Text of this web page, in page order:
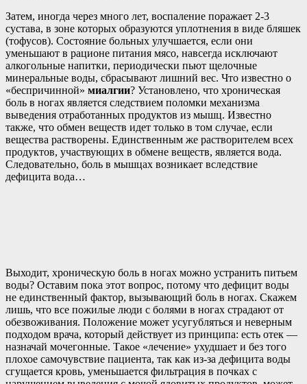
Затем, иногда через много лет, воспаление поражает 2-3
сустава, в зоне которых образуются уплотнения в виде бляшек
(тофусов). Состояние больных улучшается, если они
уменьшают в рационе питания мясо, навсегда исключают
алкогольные напитки, периодически пьют щелочные
минеральные воды, сбрасывают лишний вес. Что известно о
«беспричинной» миалгии? Установлено, что хроническая
боль в ногах является следствием поломки механизма
выведения отработанных продуктов из мышц. Известно
также, что обмен веществ идет только в том случае, если
вещества растворены. Единственным же растворителем всех
продуктов, участвующих в обмене веществ, является вода.
Следовательно, боль в мышцах возникает вследствие
дефицита вода…
Выходит, хроническую боль в ногах можно устранить питьем
воды? Оставим пока этот вопрос, потому что дефицит воды
не единственный фактор, вызывающий боль в ногах. Скажем
лишь, что все пожилые люди с болями в ногах страдают от
обезвоживания. Положение может усугубляться и неверным
подходом врача, который действует из принципа: есть отек —
назначай мочегонные. Такое «лечение» ухудшает и без того
плохое самочувствие пациента, так как из-за дефицита воды
сгущается кровь, уменьшается фильтрация в почках с